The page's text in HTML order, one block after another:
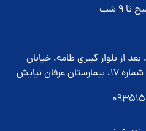
از بلوار کبیری طامه، خیابان
نیایش